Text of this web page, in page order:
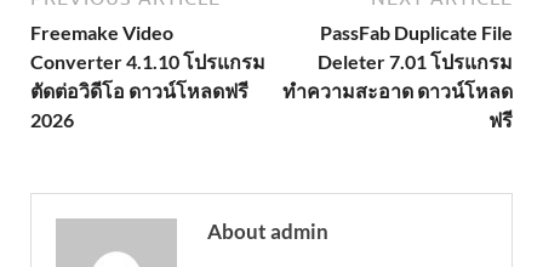
Freemake Video
Converter 4.1.10 โปรแกรม
ตัดต่อวิดีโอ ดาวน์โหลดฟรี
2026
PassFab Duplicate File
Deleter 7.01 โปรแกรม
ทำความสะอาด ดาวน์โหลด
ฟรี
About admin